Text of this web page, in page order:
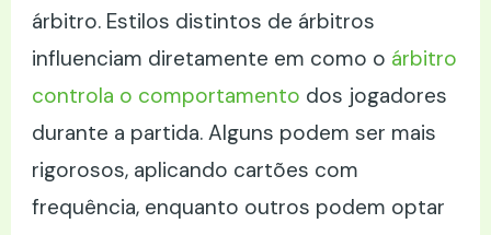
árbitro. Estilos distintos de árbitros
influenciam diretamente em como o árbitro
controla o comportamento dos jogadores
durante a partida. Alguns podem ser mais
rigorosos, aplicando cartões com
frequência, enquanto outros podem optar